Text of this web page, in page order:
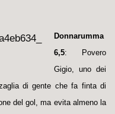
Donnarumma
6,5: Povero
Gigio, uno dei
di gente che fa finta di
del gol, ma evita almeno la